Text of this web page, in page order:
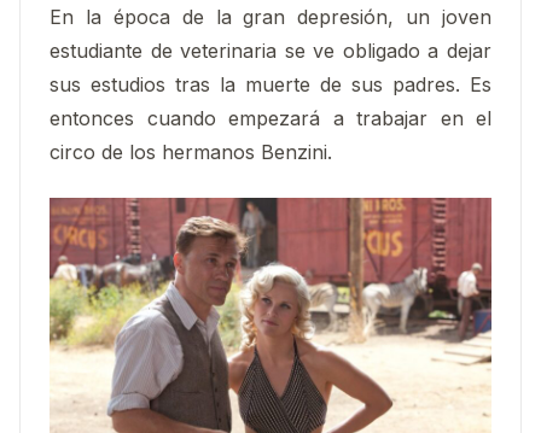
En la época de la gran depresión, un joven
estudiante de veterinaria se ve obligado a dejar
sus estudios tras la muerte de sus padres. Es
entonces cuando empezará a trabajar en el
circo de los hermanos Benzini.